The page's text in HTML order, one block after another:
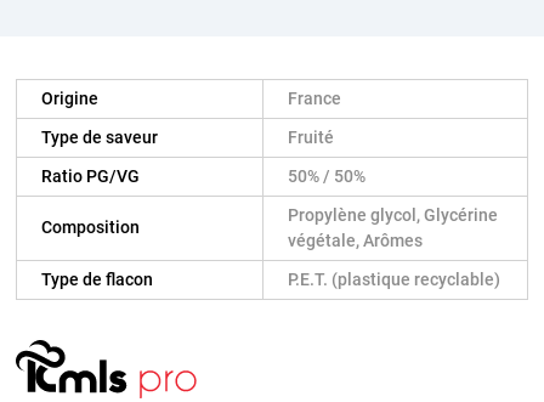
Origine
France
Type de saveur
Fruité
Ratio PG/VG
50% / 50%
Composition
Propylène glycol, Glycérine
végétale, Arômes
Type de flacon
P.E.T. (plastique recyclable)